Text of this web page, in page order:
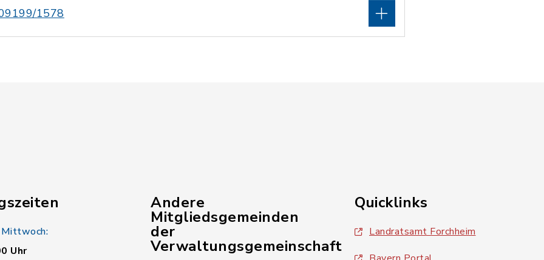
1578
Uhr
Andere
Mitgliedsgemeinden
der
Verwaltungsgemeinschaft
Quicklinks
Landratsamt Forchheim